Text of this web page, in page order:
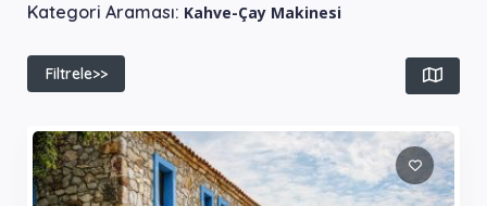
Kategori Araması: Kahve-Çay Makinesi
Filtrele>>